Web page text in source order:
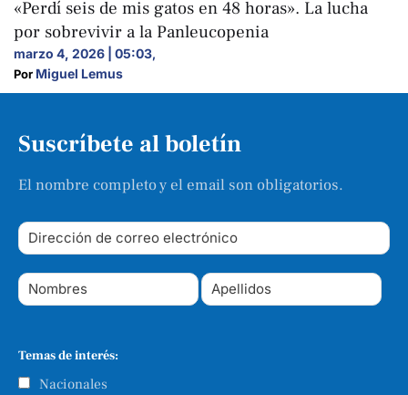
«Perdí seis de mis gatos en 48 horas». La lucha
por sobrevivir a la Panleucopenia
marzo 4, 2026 | 05:03,
Por Miguel Lemus
Suscríbete al boletín
El nombre completo y el email son obligatorios.
Temas de interés:
Nacionales